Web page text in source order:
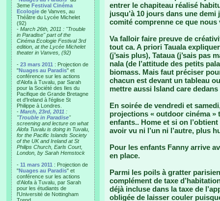
3eme Festival Cinéma
Ecologie de Vanves, au
Théâtre du Lycée Michelet
(92)
- March 26th, 2011 : "Trouble
in Paradise" part of the
Cinéma Ecologie Festival 3rd
edition, at the Lycée Michelet
theater in Vanves, (92)
- 23 mars 2011 : Projection de
"Nuages au Paradis" et
conférence sur les actions
d'Alofa à Tuvalu, par Sarah
pour la Société des Iles du
Pacifique de Grande Bretagne
et d'Ireland à l'église St
Philippe à Londres.
- March, 23rd, 2011 :
"Trouble in Paradise"
screening and lecture on what
Alofa Tuvalu is doing in Tuvalu,
for the Pacific Islands Society
of the UK and Ireland at St
Philips Church, Earls Court,
London, by Sarah Hemstock
- 11 mars 2011 : Projection de
"Nuages au Paradis" et
conférence sur les actions
d'Alofa à Tuvalu, par Sarah
pour les étudiants de
l'Université de Nottingham
entrer le chapiteau réalisé
jusqu’à 10 jours dans une
comité comprenne ce que
Va falloir faire preuve de
tout ca. A priori Tauala
(j’sais plus), Tataua (j’sais pas
nala (de l’attitude des petits
biomass. Mais faut préciser
chacun est devant un tableau
mettre aussi Island care
En soirée de vendredi et
projections « outdoor cinéma »
enfants.. Home et si on
avoir vu ni l’un ni l’autre, plus
Pour les enfants Fanny arrive
en place.
Parmi les poils à gratter
complément de taxe
déjà incluse dans la taxe de
obligée de laisser couler